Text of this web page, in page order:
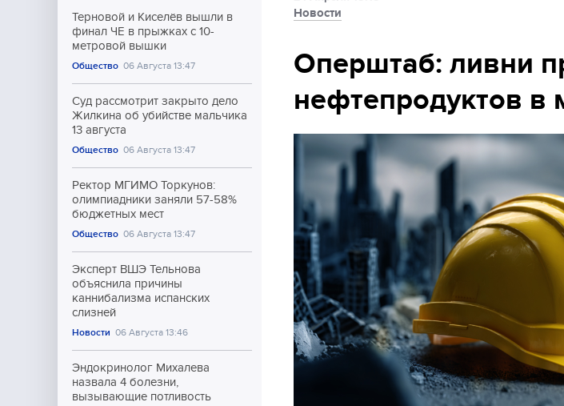
Ближний Восток
Общество
Экономика
Культура
Спорт
Терновой и Киселёв вышли в
финал ЧЕ в прыжках с 10-
метровой вышки
Общество 06 Августа 13:47
Суд рассмотрит закрыто дело
Жилкина об убийстве мальчика
13 августа
Общество 06 Августа 13:47
Ректор МГИМО Торкунов:
олимпиадники заняли 57-58%
бюджетных мест
Общество 06 Августа 13:47
Эксперт ВШЭ Тельнова
объяснила причины
каннибализма испанских
слизней
Новости 06 Августа 13:46
Эндокринолог Михалева
назвала 4 болезни,
вызывающие потливость
Новости
Оперштаб: ливни
нефтепродуктов в